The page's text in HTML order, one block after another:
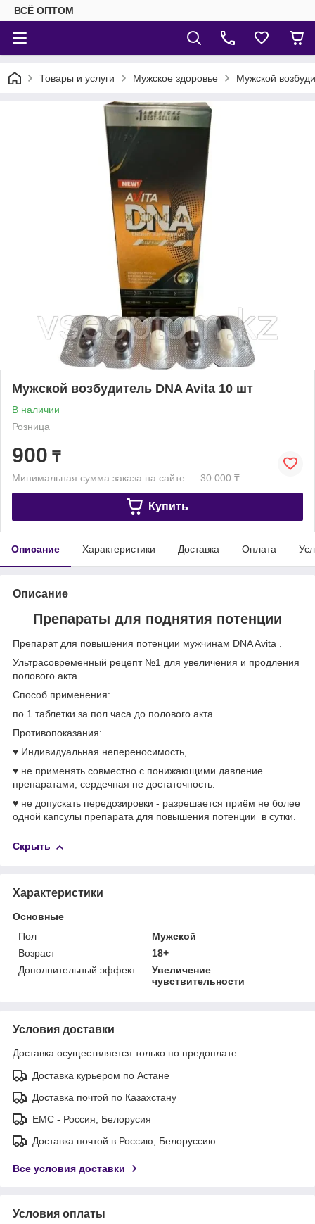
ВСЁ ОПТОМ
Товары и услуги Мужское здоровье Мужской
Мужской возбудитель DNA Avita 10 шт
В наличии
Розница
900 ₸
Минимальная сумма заказа на сайте — 30 000 ₸
Купить
Описание Характеристики Доставка Оплата
Описание
Препараты для поднятия потенции
Препарат для повышения потенции мужчинам DNA Avita .
Ультрасовременный рецепт №1 для увеличения и продления
полового акта.
Способ применения:
по 1 таблетки за пол часа до полового акта.
Противопоказания:
♥ Индивидуальная непереносимость,
♥ не применять совместно с понижающими давление
препаратами, сердечная не достаточность.
♥ не допускать передозировки - разрешается приём не более
одной капсулы препарата для повышения потенции в сутки.
Скрыть
Характеристики
Основные
Пол
Мужской
Возраст
18+
Дополнительный эффект
Увеличение
чувствительности
Условия доставки
Доставка осуществляется только по предоплате.
Доставка курьером по Астане
Доставка почтой по Казахстану
ЕМС - Россия, Белорусия
Доставка почтой в Россию, Белоруссию
Все условия доставки
Условия оплаты